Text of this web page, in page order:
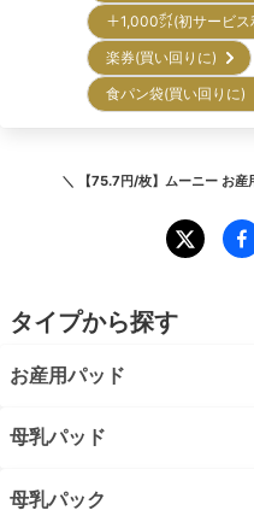
＋1,000㌽(初サービ
楽券(買い回りに)
食パン袋(買い回りに
＼ 【75.7円/枚】ムーニー お
タイプから探す
お産用パッド
母乳パッド
母乳パック